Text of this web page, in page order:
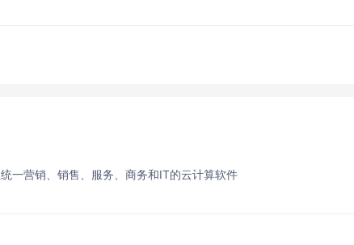
一营销、销售、服务、商务和IT的云计算软件